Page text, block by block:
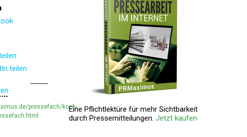
teilen
pressefach/koch-Eine Pflichtlektüre für mehr Sichtbarkeit
durch Pressemitteilungen. Jetzt kaufen